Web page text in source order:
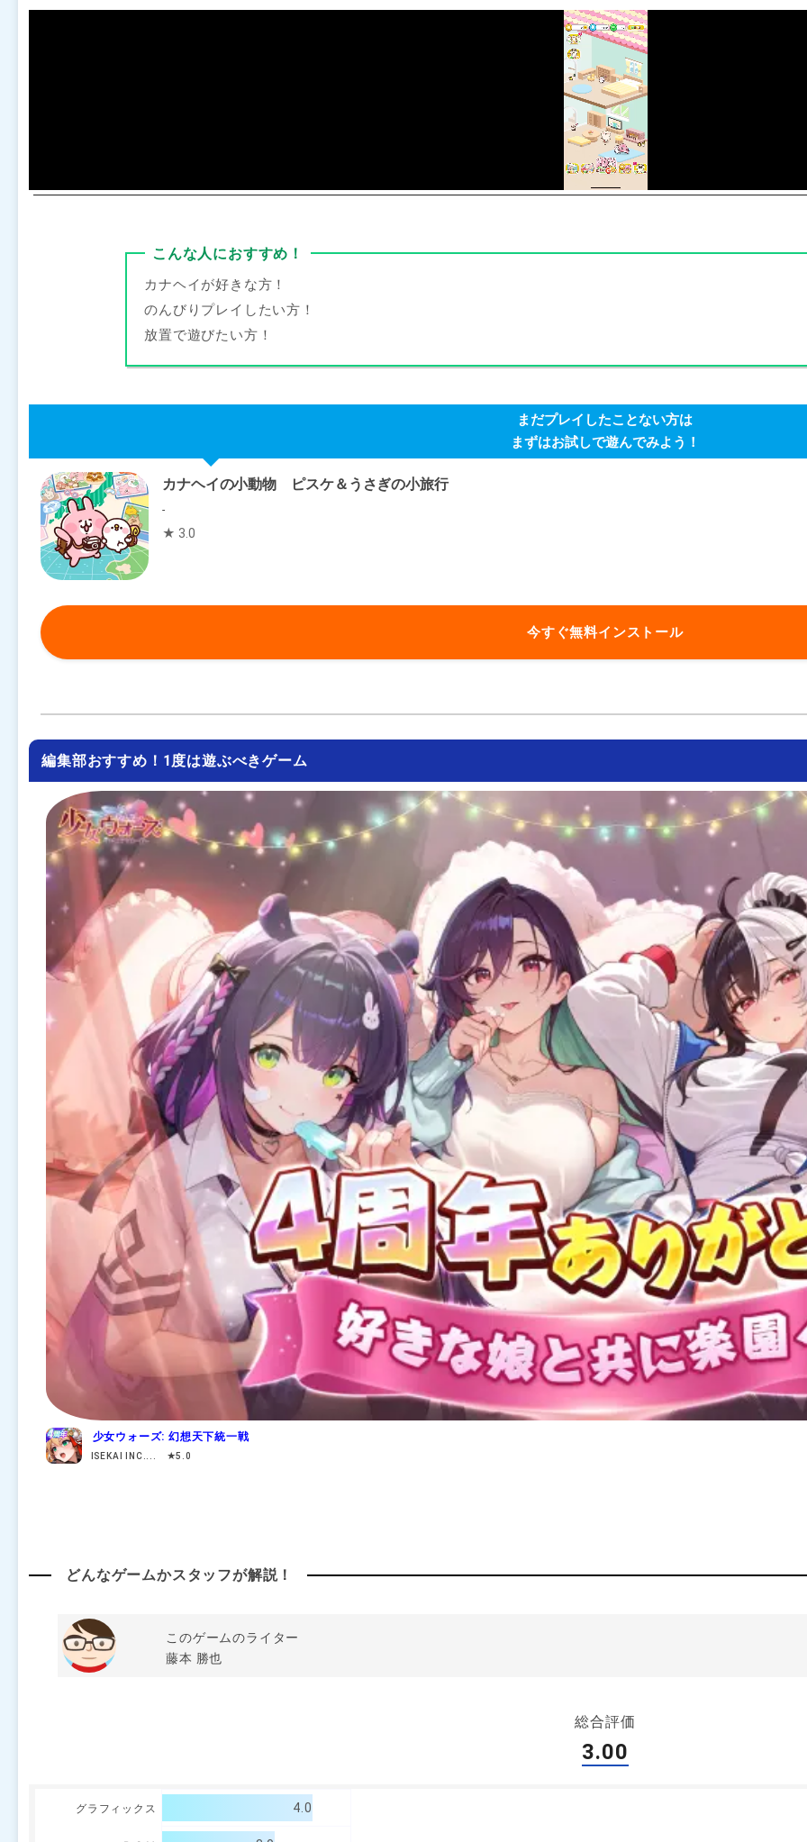
こんな人におすすめ！
カナヘイが好きな方！
のんびりプレイしたい方！
放置で遊びたい方！
まだプレイしたことない方は
まずはお試しで遊んでみよう！
カナヘイの小動物 ピスケ＆うさぎの小旅行
-
★ 3.0
今すぐ無料インストール
編集部おすすめ！1度は遊ぶべきゲーム
少女ウォーズ: 幻想天下統一戦
ISEKAI INC.... ★5.0
どんなゲームかスタッフが解説！
このゲームのライター
藤本 勝也
総合評価
3.00
グラフィックス 4.0